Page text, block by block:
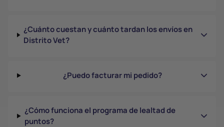
¿Cuánto cuestan y cuánto tardan los envíos en
Distrito Vet?
¿Puedo facturar mi pedido?
¿Cómo funciona el programa de lealtad de
puntos?